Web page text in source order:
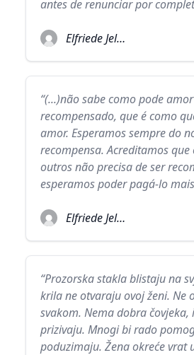
antes de renunciar por
Elfriede Jelinek
“(...)não sabe como pode
recompensado, que é como
amor. Esperamos sempre do
recompensa. Acreditamos
outros não precisa de ser
esperamos poder pagá-lo
Elfriede Jelinek
“Prozorska stakla blistaju na
krila ne otvaraju ovoj ženi. Ne
svakom. Nema dobra čovjeka,
prizivaju. Mnogi bi rado
poduzimaju. Žena okreće vrat